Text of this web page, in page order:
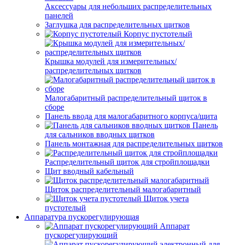
Аксессуары для небольших распределительных
панелей
Заглушка для распределительных щитков
Корпус пустотелый
Крышка модулей для измерительных/
распределительных щитков
Малогабаритный распределительный щиток в
сборе
Панель ввода для малогабаритного корпуса/щита
Панель
для сальников вводных щитков
Панель монтажная для распределительных щитков
Распределительный щиток для стройплощадки
Щит вводный кабельный
Щиток распределительный малогабаритный
Щиток учета
пустотелый
Аппаратура пускорегулирующая
Аппарат
пускорегулирующий